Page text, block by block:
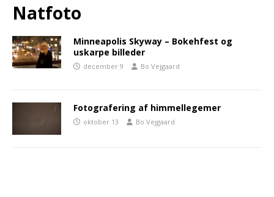
Natfoto
Minneapolis Skyway – Bokehfest og
uskarpe billeder
december 9 Bo Vejgaard
Fotografering af himmellegemer
oktober 13 Bo Vejgaard